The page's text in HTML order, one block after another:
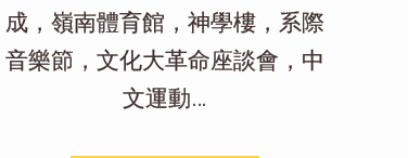
成，嶺南體育館，神學樓，系際
音樂節，文化大革命座談會，中
文運動…